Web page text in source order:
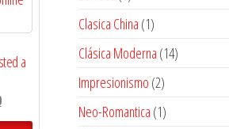
a
El
precio
productos
Clasica China 11
producto
Clásica Moderna 1414
Impresionismo 22
productos
Neo-Romantica 11